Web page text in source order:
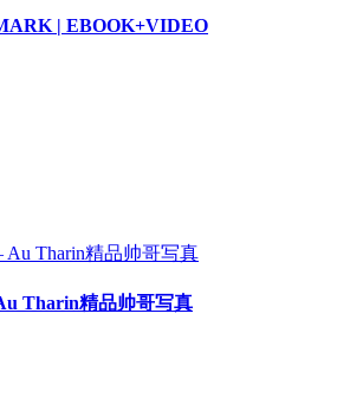
| EBOOK+VIDEO
Tharin精品帅哥写真